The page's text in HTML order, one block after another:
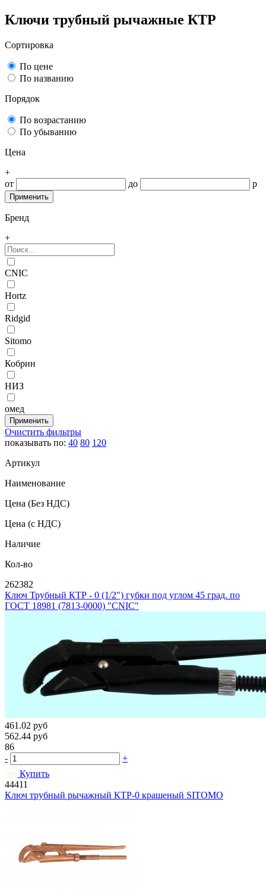
Ключи трубный рычажные КТР
Сортировка
По цене
По названию
Порядок
По возрастанию
По убыванию
Цена
+
от
до р
Бренд
+
CNIC
Hortz
Ridgid
Sitomo
Кобрин
НИЗ
омед
Очистить фильтры
показывать по: 40 80 120
Артикул
Наименование
Цена (Без НДС)
Цена (с НДС)
Наличие
Кол-во
262382
Ключ Трубный КТР - 0 (1/2") губки под углом 45 град. по
ГОСТ 18981 (7813-0000) "CNIC"
461.02 руб
562.44 руб
86
-
+
Купить
44411
Ключ трубный рычажный КТР-0 крашеный SITOMO